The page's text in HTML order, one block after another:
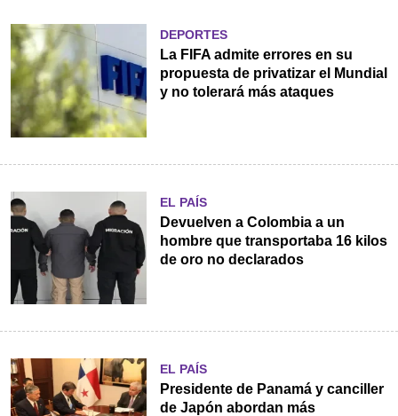
DEPORTES
La FIFA admite errores en su
propuesta de privatizar el Mundial
y no tolerará más ataques
EL PAÍS
Devuelven a Colombia a un
hombre que transportaba 16 kilos
de oro no declarados
EL PAÍS
Presidente de Panamá y canciller
de Japón abordan más